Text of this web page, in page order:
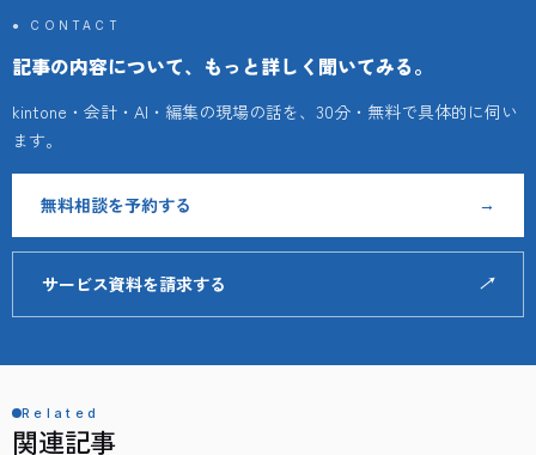
● CONTACT
記事の内容について、もっと詳しく聞いてみる。
kintone・会計・AI・編集の現場の話を、30分・無料で具体的に伺い
ます。
無料相談を予約する →
サービス資料を請求する ↗
Related
関連記事